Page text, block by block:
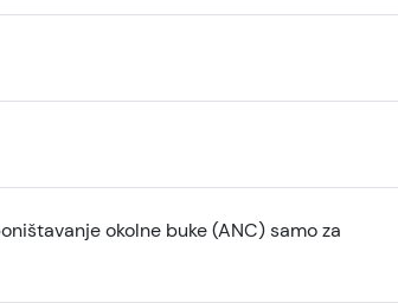
okolne buke (ANC) samo za